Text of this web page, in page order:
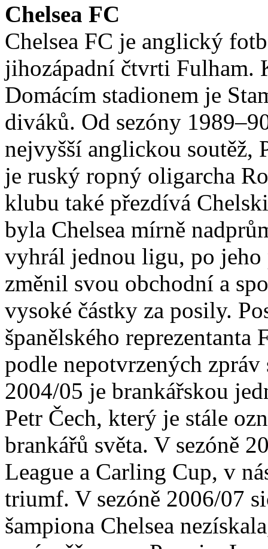
Chelsea FC
Chelsea FC je anglický
jihozápadní čtvrti Fulham.
Domácím stadionem je
diváků. Od sezóny
nejvyšší anglickou soutěž,
je ruský ropný oligarcha
klubu také přezdívá
byla Chelsea mírně
vyhrál jednou ligu, po
změnil svou obchodní a
vysoké částky za posily.
španělského reprezentanta
podle nepotvrzených
2004/05 je brankářskou
Petr Čech, který je stále
brankářů světa. V sezóně
League a Carling Cup, v
triumf. V sezóně 2006/07
šampiona Chelsea